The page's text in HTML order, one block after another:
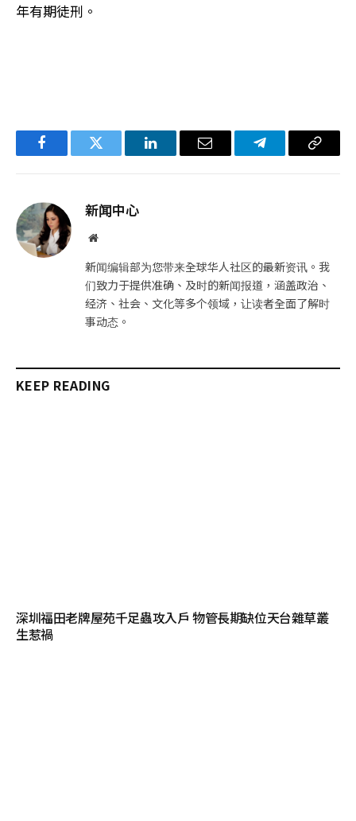
年有期徒刑。
FacebookTwitter LinkedIn电
Telegram复
新闻中心
网
新闻编辑部为您带来全球华人社区的最新资讯。我
们致力于提供准确、及时的新闻报道，涵盖政治、
经济、社会、文化等多个领域，让读者全面了解时
事动态。
KEEP READING
深圳福田老牌屋苑千足蟲攻入戶 物管長期缺位天台雜草叢
生惹禍